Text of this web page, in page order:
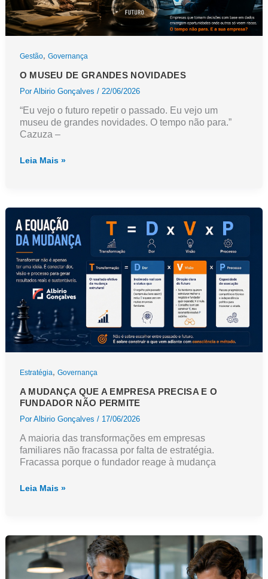
Gestão, Governança
O MUSEU DE GRANDES NOVIDADES
PorAlbirio Gonçalves / 22/06/2026
“Eu vejo o futuro repetir o passado. Eu vejo um
museu de grandes novidades. O tempo não para.”
Cazuza –
O
Leia Mais »
Estratégia, Governança
A MUDANÇA QUE A EMPRESA PRECISA E O
FUNDADOR NÃO PERMITE
PorAlbirio Gonçalves / 17/06/2026
A maioria das transformações em empresas
familiares não fracassa por falta de estratégia.
Fracassa porque o fundador reage à mudança
A
precisa
e
o
fundador
não
Leia Mais »